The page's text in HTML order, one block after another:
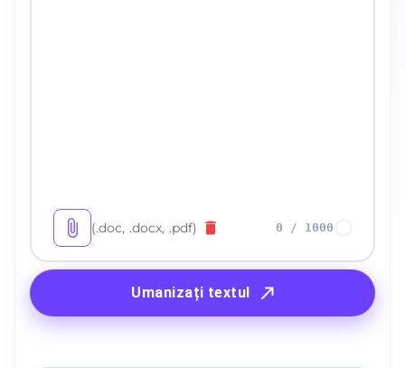
(.doc, .docx, .pdf) 0 / 1000
Umanizați textul